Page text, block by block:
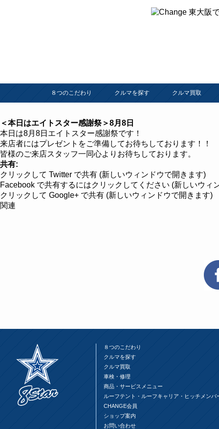
８つのこだわり クルマを探す クルマ買取
＜本日はエイトスター感謝祭＞8月8日
本日は8月8日エイトスター感謝祭です！
来店者にはプレゼントをご準備してお待ちしております！！
皆様のご来店スタッフ一同心よりお待ちしております。
共有:
クリックして Twitter で共有 (新しいウィンドウで開きます)
Facebook で共有するにはクリックしてください (新しいウィ
クリックして Google+ で共有 (新しいウィンドウで開きます)
関連
８つのこだわり
クルマを探す
クルマ買取
車検・修理
商品・サービスメニュー
ルーフテント・ルーフキャリア・ヒッチメンバ
CHANGE会員
ショップ案内
お問い合わせ